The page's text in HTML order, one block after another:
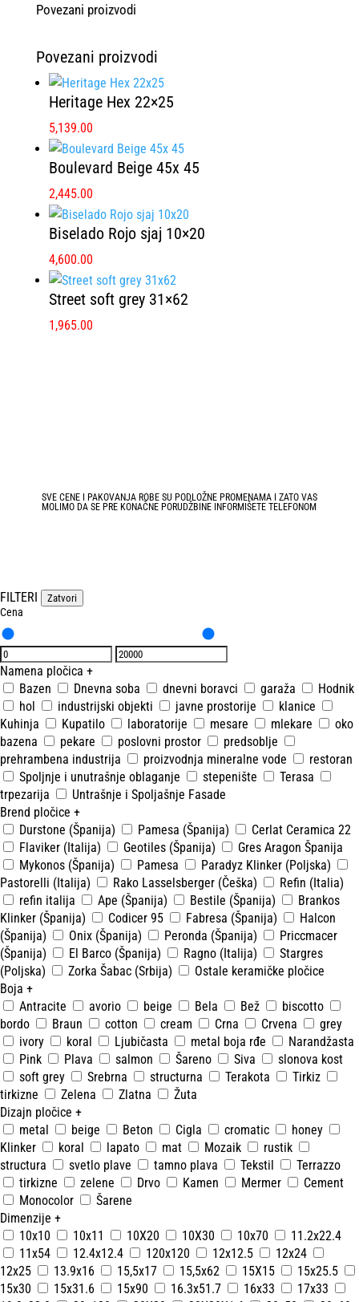
Povezani proizvodi
Povezani proizvodi
Heritage Hex 22×25
5,139.00
Boulevard Beige 45x 45
2,445.00
Biselado Rojo sjaj 10×20
4,600.00
Street soft grey 31×62
1,965.00
SVE CENE I PAKOVANJA ROBE SU PODLOŽNE PROMENAMA I ZATO VAS
MOLIMO DA SE PRE KONAČNE PORUDŽBINE INFORMIŠETE TELEFONOM
FILTERI Zatvori
Cena
Namena pločica +
Bazen
Dnevna soba dnevni boravci garaža
Hodnik
hol
industrijski objekti javne prostorije
klanice
Kuhinja
Kupatilo laboratorije mesare mlekare
oko
bazena
pekare poslovni prostor
predsoblje
prehrambena industrija
proizvodnja mineralne vode
restoran
Spoljnje i unutrašnje oblaganje
stepenište
Terasa
trpezarija
Untrašnje i Spoljašnje Fasade
Brend pločice +
Durstone (Španija)
Pamesa (Španija)
Cerlat Ceramica 22
Flaviker (Italija)
Geotiles (Španija)
Gres Aragon Španija
Mykonos (Španija)
Pamesa
Paradyz Klinker (Poljska)
Pastorelli (Italija)
Rako Lasselsberger (Češka)
Refin (Italia)
refin italija
Ape (Španija) Bestile (Španija)
Brankos
Klinker (Španija)
Codicer 95 Fabresa (Španija)
Halcon
(Španija)
Onix (Španija) Peronda (Španija)
Priccmacer
(Španija)
El Barco (Španija) Ragno (Italija)
Stargres
(Poljska)
Zorka Šabac (Srbija)
Ostale keramičke pločice
Boja +
Antracite
avorio beige Bela Bež
biscotto
bordo
Braun cotton cream Crna Crvena
grey
ivory
koral Ljubičasta metal boja rđe
Narandžasta
Pink
Plava salmon Šareno Siva
slonova kost
soft grey
Srebrna structurna Terakota
Tirkiz
tirkizne
Zelena Zlatna
Žuta
Dizajn pločice +
metal
beige Beton Cigla cromatic
honey
Klinker
koral lapato mat Mozaik
rustik
structura
svetlo plave tamno plava Tekstil
Terrazzo
tirkizne
zelene Drvo Kamen Mermer
Cement
Monocolor
Šarene
Dimenzije +
10x10
10x11 10X20 10X30 10x70
11.2x22.4
11x54
12.4x12.4 120x120 12x12.5
12x24
12x25
13.9x16 15,5x17 15,5x62 15X15
15x25.5
15x30
15x31.6 15x90 16.3x51.7 16x33
17x33